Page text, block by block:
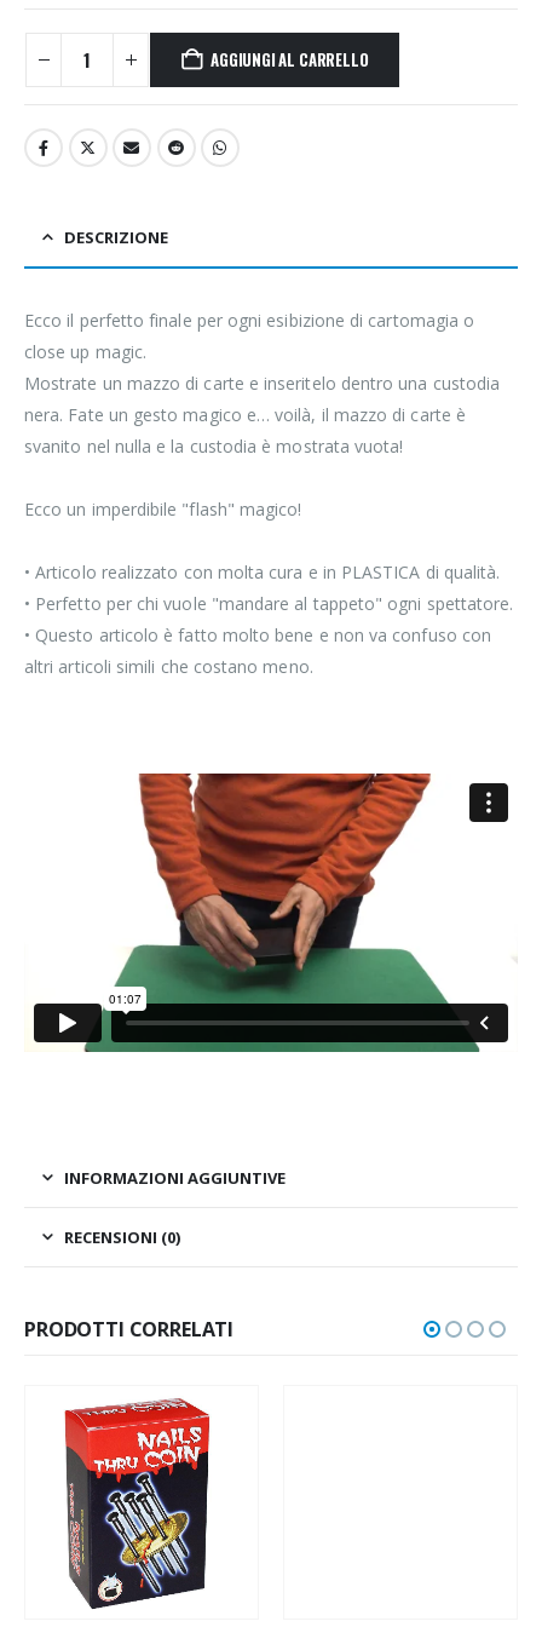
AGGIUNGI AL CARRELLO
DESCRIZIONE
Ecco il perfetto finale per ogni esibizione di cartomagia o
close up magic.
Mostrate un mazzo di carte e inseritelo dentro una custodia
nera. Fate un gesto magico e… voilà, il mazzo di carte è
svanito nel nulla e la custodia è mostrata vuota!
Ecco un imperdibile "flash" magico!
• Articolo realizzato con molta cura e in PLASTICA di qualità.
• Perfetto per chi vuole "mandare al tappeto" ogni spettatore.
• Questo articolo è fatto molto bene e non va confuso con
altri articoli simili che costano meno.
INFORMAZIONI AGGIUNTIVE
RECENSIONI (0)
PRODOTTI CORRELATI